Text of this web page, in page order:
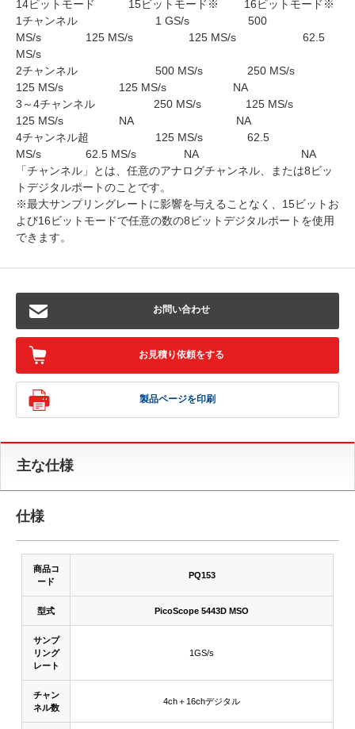
14ビットモード 15ビットモード※ 16ビットモード※
1チャンネル 1 GS/s 500
MS/s 125 MS/s 125 MS/s 62.5
MS/s
2チャンネル 500 MS/s 250 MS/s
125 MS/s 125 MS/s NA
3～4チャンネル 250 MS/s 125 MS/s
125 MS/s NA NA
4チャンネル超 125 MS/s 62.5
MS/s 62.5 MS/s NA NA
「チャンネル」とは、任意のアナログチャンネル、または8ビッ
トデジタルポートのことです。
※最大サンプリングレートに影響を与えることなく、15ビットお
よび16ビットモードで任意の数の8ビットデジタルポートを使用
できます。
お問い合わせ
お見積り依頼をする
製品ページを印刷
主な仕様
仕様
商品コ
ード
PQ153
型式 PicoScope 5443D MSO
サンプ
リング
レート
1GS/s
チャン
ネル数
4ch＋16chデジタル